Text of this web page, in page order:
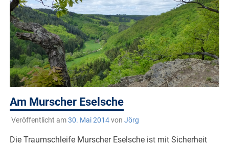
Am Murscher Eselsche
Veröffentlicht am30. Mai 2014von Jörg
Die Traumschleife Murscher Eselsche ist mit Sicherheit